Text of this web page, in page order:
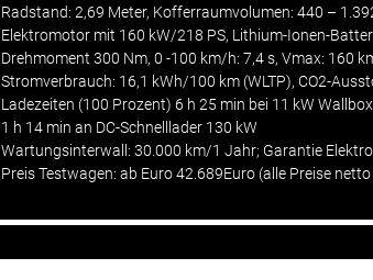
Radstand: 2,69 Meter, Kofferraumvolumen: 440 –
Elektromotor mit 160 kW/218 PS, Lithium-Ionen-
Drehmoment 300 Nm, 0 -100 km/h: 7,4 s, Vmax: 160
Stromverbrauch: 16,1 kWh/100 km (WLTP), CO2-
Ladezeiten (100 Prozent) 6 h 25 min bei 11 kWWallbox
1 h 14 min an DC-Schnelllader 130 kW
Wartungsinterwall: 30.000 km/1 Jahr; Garantie
PreisTestwagen: ab Euro 42.689Euro (alle Preise